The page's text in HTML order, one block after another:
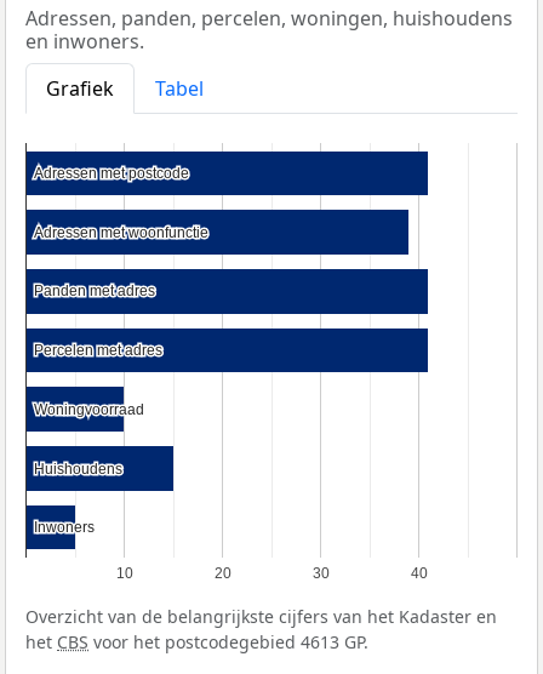
Adressen, panden, percelen, woningen, huishoudens
en inwoners.
Grafiek
Tabel
10 20 30 40
Adressen met postcode
Adressen met postcode
Adressen met woonfunctie
Adressen met woonfunctie
Panden met adres
Panden met adres
Percelen met adres
Percelen met adres
Woningvoorraad
Woningvoorraad
Huishoudens
Huishoudens
Inwoners
Inwoners
Overzicht van de belangrijkste cijfers van het Kadaster en
het CBS voor het postcodegebied 4613 GP.